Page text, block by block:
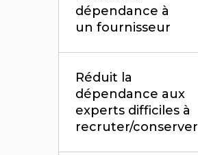
dépendance à
un fournisseur
Réduit la
dépendance aux
experts difficiles à
recruter/conserver